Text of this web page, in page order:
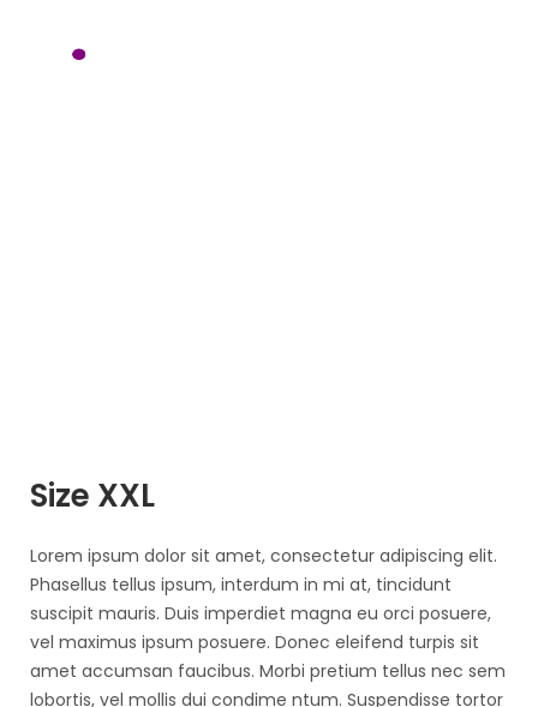
Size XXL
Lorem ipsum dolor sit amet, consectetur adipiscing elit.
Phasellus tellus ipsum, interdum in mi at, tincidunt
suscipit mauris. Duis imperdiet magna eu orci posuere,
vel maximus ipsum posuere. Donec eleifend turpis sit
amet accumsan faucibus. Morbi pretium tellus nec sem
lobortis, vel mollis dui condime ntum. Suspendisse tortor